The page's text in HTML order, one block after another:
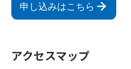
申し込みはこちら
アクセスマップ